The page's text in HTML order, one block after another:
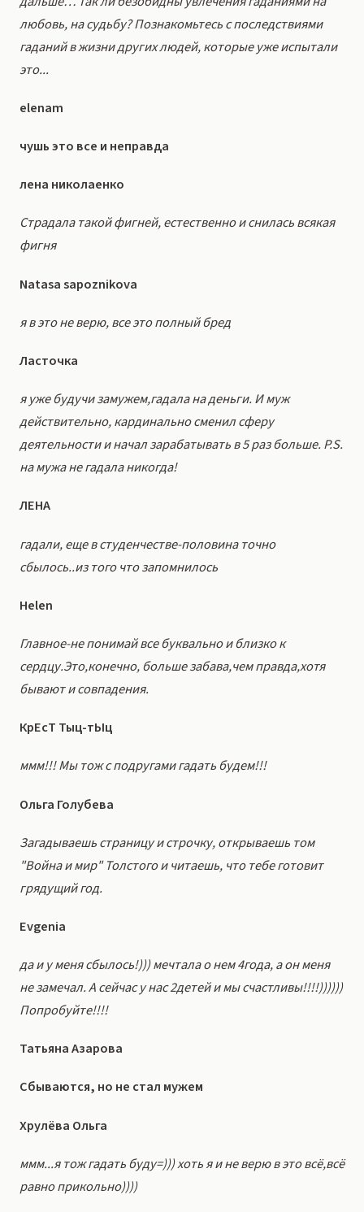
любовь, на судьбу? Познакомьтесь с последствиями
гаданий в жизни других людей, которые уже испытали
это...
elenam
чушь это все и неправда
лена николаенко
Страдала такой фигней, естественно и снилась всякая
фигня
Natasa sapoznikova
я в это не верю, все это полный бред
Ласточка
я уже будучи замужем,гадала на деньги. И муж
действительно, кардинально сменил сферу
деятельности и начал зарабатывать в 5 раз больше. P.S.
на мужа не гадала никогда!
ЛЕНА
гадали, еще в студенчестве-половина точно
сбылось..из того что запомнилось
Helen
Главное-не понимай все буквально и близко к
сердцу.Это,конечно, больше забава,чем правда,хотя
бывают и совпадения.
КрЕсТ Тыц-тЫц
ммм!!! Мы тож с подругами гадать будем!!!
Ольга Голубева
Загадываешь страницу и строчку, открываешь том
"Война и мир" Толстого и читаешь, что тебе готовит
грядущий год.
Evgenia
да и у меня сбылось!))) мечтала о нем 4года, а он меня
не замечал. А сейчас у нас 2детей и мы счастливы!!!!))))))
Попробуйте!!!!
Татьяна Азарова
Сбываются, но не стал мужем
Хрулёва Ольга
ммм...я тож гадать буду=))) хоть я и не верю в это всё,всё
равно прикольно))))